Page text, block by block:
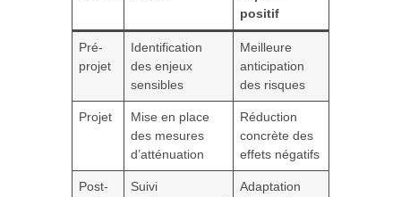
positif
Pré-
projet
Identification
des enjeux
sensibles
Meilleure
anticipation
des risques
Projet
Mise en place
des mesures
d’atténuation
Réduction
concrète des
effets négatifs
Post-
Suivi
Adaptation